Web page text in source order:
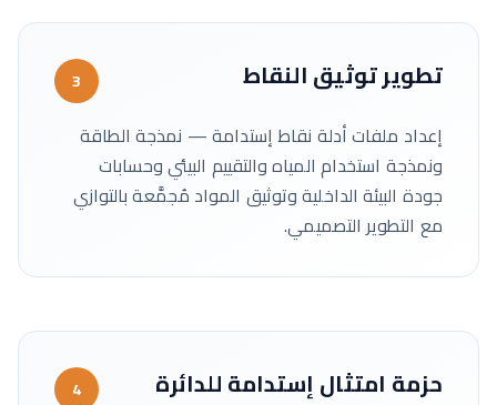
تطوير توثيق النقاط 3
إعداد ملفات أدلة نقاط إستدامة — نمذجة الطاقة
ونمذجة استخدام المياه والتقييم البيئي وحسابات
جودة البيئة الداخلية وتوثيق المواد مُجمَّعة بالتوازي
مع التطوير التصميمي.
حزمة امتثال إستدامة للدائرة 4